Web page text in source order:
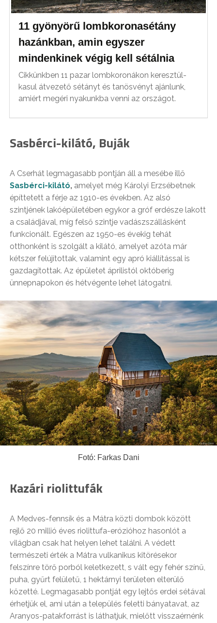
11 gyönyörű lombkoronasétány
hazánkban, amin egyszer
mindenkinek végig kell sétálnia
Cikkünkben 11 pazar lombkoronákon keresztül-
kasul átvezető sétányt és tanösvényt ajánlunk,
amiért megéri nyakunkba venni az országot.
Sasbérci-kilátó, Buják
A Cserhát legmagasabb pontján áll a mesébe illő
Sasbérci-kilátó, amelyet még Károlyi Erzsébetnek
építtetett a férje az 1910-es években. Az alsó
szintjének lakóépületében egykor a gróf erdésze lakott
a családjával, míg felső szintje vadászszállásként
funkcionált. Egészen az 1950-es évekig tehát
otthonként is szolgált a kilátó, amelyet azóta már
kétszer felújítottak, valamint egy apró kiállítással is
gazdagítottak. Az épületet áprilistól októberig
ünnepnapokon és hétvégente lehet látogatni.
Fotó: Farkas Dani
Kazári riolittufák
A Medves-fennsík és a Mátra közti dombok között
rejlő 20 millió éves riolittufa-erózióhoz hasonlót a
világban csak hat helyen lehet találni. A védett
természeti érték a Mátra vulkanikus kitörésekor
felszínre törő porból keletkezett, s vált egy fehér színű,
puha, gyűrt felületű, 1 hektárnyi területen elterülő
kőzetté. Legmagasabb pontját egy lejtős erdei sétával
érhetjük el, ami után a település feletti bányatavat, az
Aranyos-patakforrást is láthatjuk, mielőtt visszaérnénk